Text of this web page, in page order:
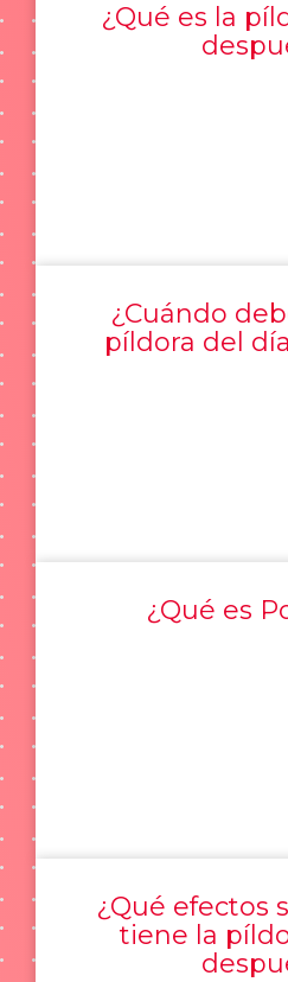
¿Qué es la
¿Cuándo
píldora del
¿Qué es
¿Qué efectos
tiene la